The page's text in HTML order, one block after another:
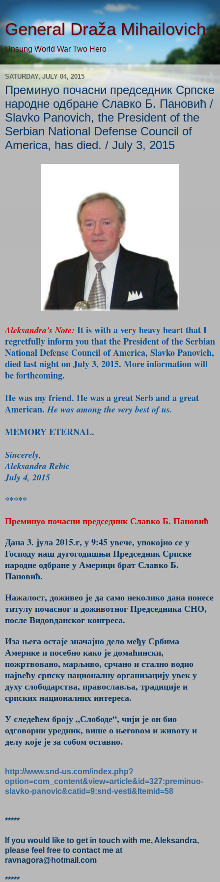
General Draža Mihailovich
Unsung World War Two Hero
SATURDAY, JULY 04, 2015
Преминуо почасни председник Српске
народне одбране Славко Б. Пановић /
Slavko Panovich, the President of the
Serbian National Defense Council of
America, has died. / July 3, 2015
Aleksandra's Note: It is with a very heavy heart that I
regretfully inform you that the President of the Serbian
National Defense Council of America, Slavko Panovich,
died last night on July 3, 2015. More information will
be forthcoming.
He was my friend. He was a great Serb and a great
American.He was among the very best of us.
MEMORY ETERNAL.
Sincerely,
Aleksandra Rebic
July 4, 2015
*****
Преминуо почасни председник Славко Б. Пановић
Дана 3. јула 2015.г, у 9:45 увече, упокојио се у
Господу наш дугогодишњи Председник Српске
народне одбране у Америци брат Славко Б.
Пановић.
Нажалост, доживео је да само неколико дана понесе
титулу почасног и доживотног Председника СНО,
после Видовданског конгреса.
Иза њега остаје значајно дело међу Србима
Америке и посебно како је домаћински,
пожртвовано, марљиво, срчано и стално водио
највећу српску националну организацију увек у
духу слободарства, православља, традиције и
српских националних интереса.
У следећем броју „Слободе“, чији је он био
одговорни уредник, више о његовом и животу и
делу које је за собом оставио.
http://www.snd-us.com/index.php?
option=com_content&view=article&id=327:preminuo-
slavko-panovic&catid=9:snd-vesti&Itemid=58
*****
If you would like to get in touch with me, Aleksandra,
please feel free to contact me at
ravnagora@hotmail.com
*****